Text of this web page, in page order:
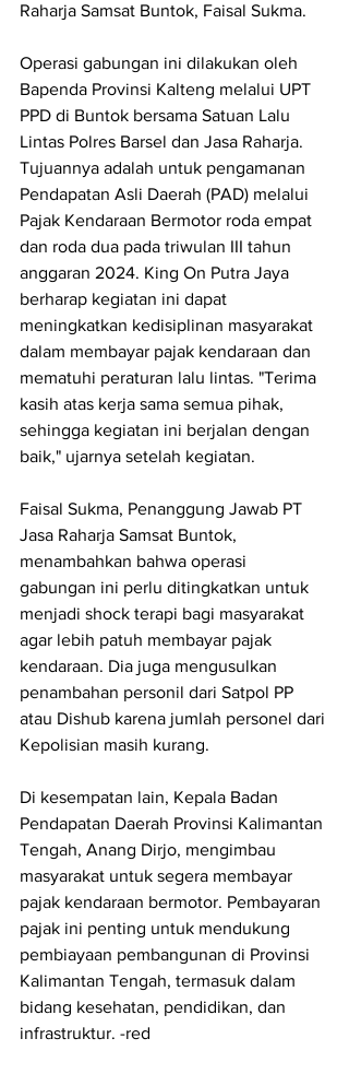
Raharja Samsat Buntok, Faisal Sukma.
Operasi gabungan ini dilakukan oleh
Bapenda Provinsi Kalteng melalui UPT
PPD di Buntok bersama Satuan Lalu
Lintas Polres Barsel dan Jasa Raharja.
Tujuannya adalah untuk pengamanan
Pendapatan Asli Daerah (PAD) melalui
Pajak Kendaraan Bermotor roda empat
dan roda dua pada triwulan III tahun
anggaran 2024. King On Putra Jaya
berharap kegiatan ini dapat
meningkatkan kedisiplinan masyarakat
dalam membayar pajak kendaraan dan
mematuhi peraturan lalu lintas. "Terima
kasih atas kerja sama semua pihak,
sehingga kegiatan ini berjalan dengan
baik," ujarnya setelah kegiatan.
Faisal Sukma, Penanggung Jawab PT
Jasa Raharja Samsat Buntok,
menambahkan bahwa operasi
gabungan ini perlu ditingkatkan untuk
menjadi shock terapi bagi masyarakat
agar lebih patuh membayar pajak
kendaraan. Dia juga mengusulkan
penambahan personil dari Satpol PP
atau Dishub karena jumlah personel dari
Kepolisian masih kurang.
Di kesempatan lain, Kepala Badan
Pendapatan Daerah Provinsi Kalimantan
Tengah, Anang Dirjo, mengimbau
masyarakat untuk segera membayar
pajak kendaraan bermotor. Pembayaran
pajak ini penting untuk mendukung
pembiayaan pembangunan di Provinsi
Kalimantan Tengah, termasuk dalam
bidang kesehatan, pendidikan, dan
infrastruktur. -red